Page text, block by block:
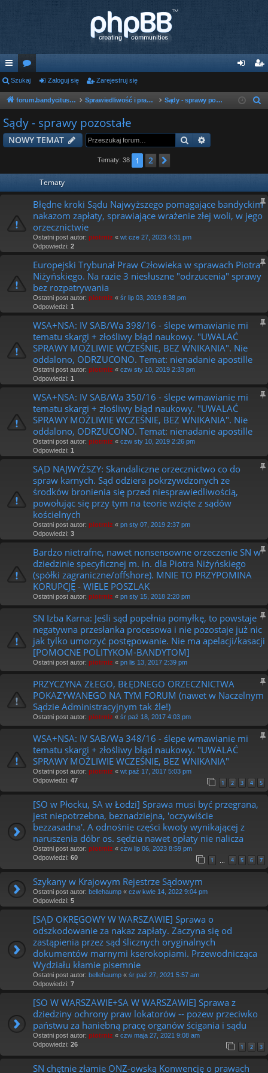
ię
ce
j
…
or
a og ej
Szukaj Zaloguj się Zarejestruj się
forum.bandycituska.com Sprawiedliwość i prawo w państwie bandyckim Sądy - sprawy pozostałe
Sądy - sprawy pozostałe
NOWY TEMAT Szukaj
Tematy: 38 1 2
Tematy
Błędne kroki Sądu Najwyższego pomagające bandyckim
nakazom zapłaty, sprawiające wrażenie złej woli, w jego
orzecznictwie
Ostatni post autor: piotrniz « wt cze 27, 2023 4:31 pm
Odpowiedzi: 2
Europejski Trybunał Praw Człowieka w sprawach Piotra
Niżyńskiego. Na razie 3 niesłuszne "odrzucenia" sprawy
bez rozpatrywania
Ostatni post autor: piotrniz « śr lip 03, 2019 8:38 pm
Odpowiedzi: 1
WSA+NSA: IV SAB/Wa 398/16 - ślepe wmawianie mi
tematu skargi + złośliwy błąd naukowy. "UWALAĆ
SPRAWY MOŻLIWIE WCZEŚNIE, BEZ WNIKANIA". Nie
oddalono, ODRZUCONO. Temat: nienadanie apostille
Ostatni post autor: piotrniz « czw sty 10, 2019 2:33 pm
Odpowiedzi: 1
WSA+NSA: IV SAB/Wa 350/16 - ślepe wmawianie mi
tematu skargi + złośliwy błąd naukowy. "UWALAĆ
SPRAWY MOŻLIWIE WCZEŚNIE, BEZ WNIKANIA". Nie
oddalono, ODRZUCONO. Temat: nienadanie apostille
Ostatni post autor: piotrniz « czw sty 10, 2019 2:26 pm
Odpowiedzi: 1
SĄD NAJWYŻSZY: Skandaliczne orzecznictwo co do
spraw karnych. Sąd odziera pokrzywdzonych ze
środków bronienia się przed niesprawiedliwością,
powołując się przy tym na teorie wzięte z sądów
kościelnych
Ostatni post autor: piotrniz « pn sty 07, 2019 2:37 pm
Odpowiedzi: 3
Bardzo nietrafne, nawet nonsensowne orzeczenie SN w
dziedzinie specyficznej m. in. dla Piotra Niżyńskiego
(spółki zagraniczne/offshore). MNIE TO PRZYPOMINA
KORUPCJĘ - WIELE POSZLAK
Ostatni post autor: piotrniz « pn sty 15, 2018 2:20 pm
SN Izba Karna: Jeśli sąd popełnia pomyłkę, to powstaje
negatywna przesłanka procesowa i nie pozostaje już nic
jak tylko umorzyć postępowanie. Nie ma apelacji/kasacji
[POMOCNE POLITYKOM-BANDYTOM]
Ostatni post autor: piotrniz « pn lis 13, 2017 2:39 pm
PRZYCZYNA ZŁEGO, BŁĘDNEGO ORZECZNICTWA
POKAZYWANEGO NA TYM FORUM (nawet w Naczelnym
Sądzie Administracyjnym tak źle!)
Ostatni post autor: piotrniz « śr paź 18, 2017 4:03 pm
WSA+NSA: IV SAB/Wa 348/16 - ślepe wmawianie mi
tematu skargi + złośliwy błąd naukowy. "UWALAĆ
SPRAWY MOŻLIWIE WCZEŚNIE, BEZ WNIKANIA"
Ostatni post autor: piotrniz « wt paź 17, 2017 5:03 pm
Odpowiedzi: 47 1 2 3 4 5
[SO w Płocku, SA w Łodzi] Sprawa musi być przegrana,
jest niepotrzebna, beznadziejna, 'oczywiście
bezzasadna'. A odnośnie części kwoty wynikającej z
naruszenia dóbr os. sędzia nawet opłaty nie nalicza
Ostatni post autor: piotrniz « czw lip 06, 2023 8:59 pm
Odpowiedzi: 60 1 4 5 6 7
Szykany w Krajowym Rejestrze Sądowym
Ostatni post autor: bellehaump « czw kwie 14, 2022 9:04 pm
Odpowiedzi: 5
[SĄD OKRĘGOWY W WARSZAWIE] Sprawa o
odszkodowanie za nakaz zapłaty. Zaczyna się od
zastąpienia przez sąd ślicznych oryginalnych
dokumentów marnymi kserokopiami. Przewodnicząca
Wydziału kłamie pisemnie
Ostatni post autor: bellehaump « śr paź 27, 2021 5:57 am
Odpowiedzi: 7
[SO W WARSZAWIE+SA W WARSZAWIE] Sprawa z
dziedziny ochrony praw lokatorów -- pozew przeciwko
państwu za haniebną pracę organów ścigania i sądu
Ostatni post autor: piotrniz « czw maja 27, 2021 9:08 am
Odpowiedzi: 26 1 2 3
SN chętnie złamie ONZ-owską Konwencję o prawach